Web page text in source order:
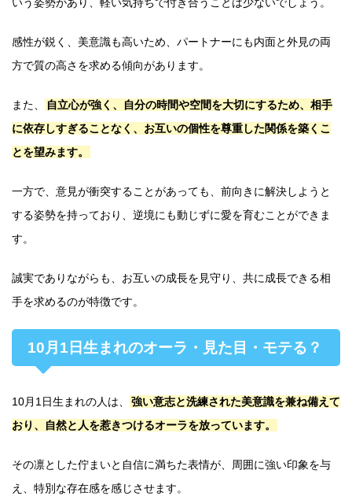
いう姿勢があり、軽い気持ちで付き合うことは少ないでしょう。
感性が鋭く、美意識も高いため、パートナーにも内面と外見の両
方で質の高さを求める傾向があります。
また、
自立心が強く、自分の時間や空間を大切にするため、相手
に依存しすぎることなく、お互いの個性を尊重した関係を築くこ
とを望みます。
一方で、意見が衝突することがあっても、前向きに解決しようと
する姿勢を持っており、逆境にも動じずに愛を育むことができま
す。
誠実でありながらも、お互いの成長を見守り、共に成長できる相
手を求めるのが特徴です。
10月1日生まれのオーラ・見た目・モテる？
10月1日生まれの人は、
強い意志と洗練された美意識を兼ね備えて
おり、自然と人を惹きつけるオーラを放っています。
その凛とした佇まいと自信に満ちた表情が、周囲に強い印象を与
え、特別な存在感を感じさせます。